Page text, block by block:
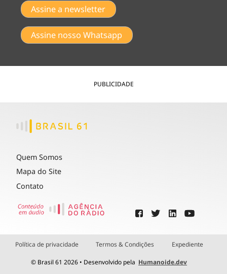
Assine a newsletter
Assine nosso Whatsapp
PUBLICIDADE
Quem Somos
Mapa do Site
Contato
Política de privacidade Termos & Condições Expediente
© Brasil 61 2026 • Desenvolvido pela Humanoide.dev